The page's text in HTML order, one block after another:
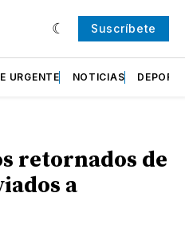
Suscríbete
URGENTE NOTICIAS
retornados de
a